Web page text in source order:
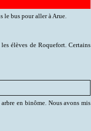
le bus pour aller à Arue.
élèves de Roquefort. Certains
en binôme. Nous avons mis